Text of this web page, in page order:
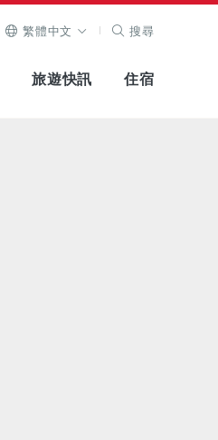
繁體中文 搜尋
旅遊快訊 住宿